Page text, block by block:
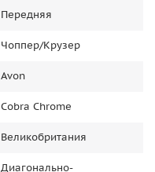
Передняя
Чоппер/Крузер
Avon
Cobra Chrome
Великобритания
Диагонально-